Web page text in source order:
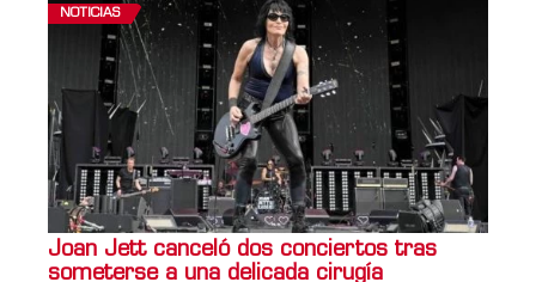
NOTICIAS
Joan Jett canceló dos conciertos tras
someterse a una delicada cirugía